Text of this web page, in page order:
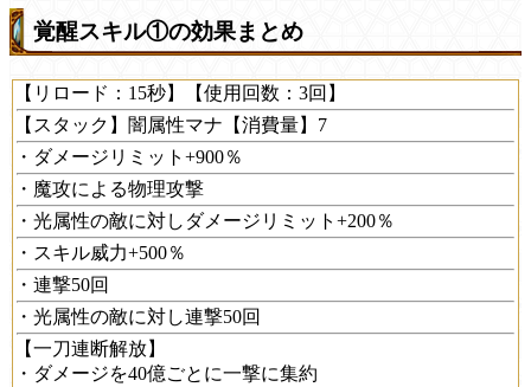
覚醒スキル①の効果まとめ
【リロード：15秒】【使用回数：3回】
【スタック】闇属性マナ【消費量】7
・ダメージリミット+900％
・魔攻による物理攻撃
・光属性の敵に対しダメージリミット+200％
・スキル威力+500％
・連撃50回
・光属性の敵に対し連撃50回
【一刀連断解放】
・ダメージを40億ごとに一撃に集約